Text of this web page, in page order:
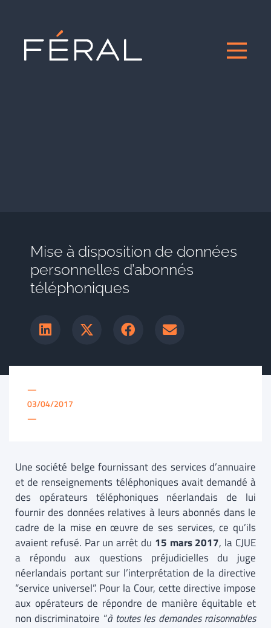
Mise à disposition de données
personnelles d’abonnés
téléphoniques
—
03/04/2017
—
Une société belge fournissant des services d’annuaire
et de renseignements téléphoniques avait demandé à
des opérateurs téléphoniques néerlandais de lui
fournir des données relatives à leurs abonnés dans le
cadre de la mise en œuvre de ses services, ce qu’ils
avaient refusé. Par un arrêt du 15 mars 2017, la CJUE
a répondu aux questions préjudicielles du juge
néerlandais portant sur l’interprétation de la directive
“service universel”. Pour la Cour, cette directive impose
aux opérateurs de répondre de manière équitable et
non discriminatoire “à toutes les demandes raisonnables